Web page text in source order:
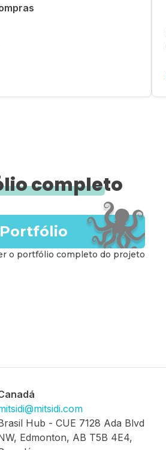
completo
Portfólio
o portfólio completo do projeto
Hub - CUE 7128 Ada Blvd
Edmonton, AB T5B 4E4,